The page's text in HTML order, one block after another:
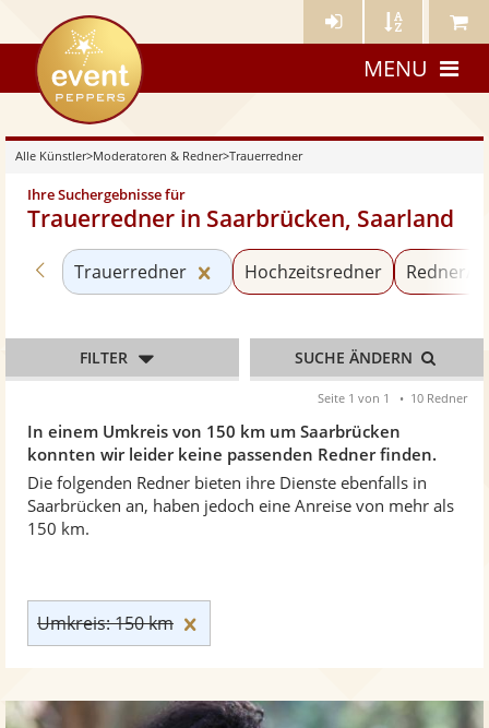
Künstler- Künstler Meine
eventpeppers
MENU
Alle Künstler>Moderatoren & Redner>Trauerredner
Ihre Suchergebnisse für
Trauerredner in Saarbrücken, Saarland
In einem Umkreis von 150 km um Saarbrücken
konnten wir leider keine passenden Redner finden.
Die folgenden Redner bieten ihre Dienste ebenfalls in
Saarbrücken an, haben jedoch eine Anreise von mehr als
150 km.
Zurück zu «Moderatoren & Redner»
Trauerredner Kategorie «Trauerredner»
Hochzeitsredner Redner/
Umkreis: 150 km
FILTER SUCHE ÄNDERN
Seite 1 von 1 10 Redner